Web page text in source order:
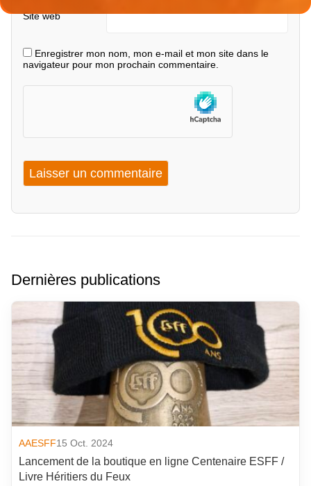
Site web
Enregistrer mon nom, mon e-mail et mon site dans le
navigateur pour mon prochain commentaire.
Dernières publications
AAESFF15 Oct. 2024
Lancement de la boutique en ligne Centenaire ESFF /
Livre Héritiers du Feux